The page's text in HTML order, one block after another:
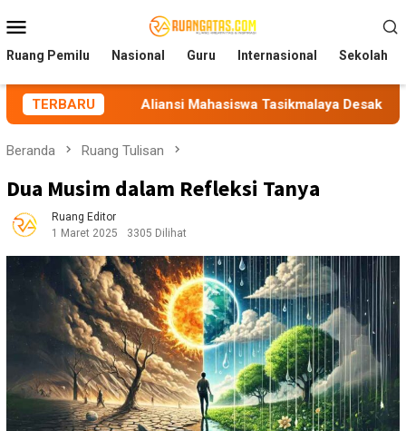
ke
kontenMobile
Ruang Pemilu Nasional Guru Internasional Sekolah
TERBARU
Aliansi Mahasiswa Tasikmalaya Desak Pemkot Audit
Beranda Ruang Tulisan
Dua Musim dalam Refleksi Tanya
Ruang Editor
1 Maret 2025
3305 Dilihat